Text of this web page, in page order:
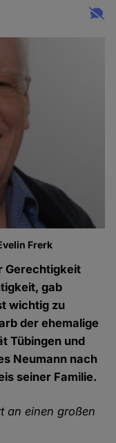
Frerk
Gerechtigkeit
gab
wichtig zu
der ehemalige
Tübingen und
Neumann nach
seiner Familie.
an einen großen